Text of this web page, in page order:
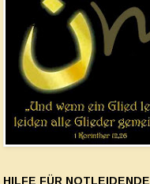
HILFE FÜR NOTLEIDENDE